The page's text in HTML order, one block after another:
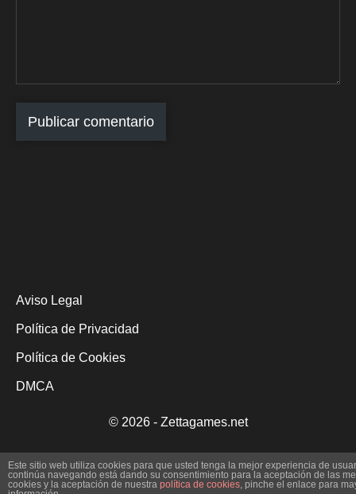
Aviso Legal
Política de Privacidad
Política de Cookies
DMCA
© 2026 - Zettagames.net
Este sitio web utiliza cookies para que usted tenga la mejor experiencia de
continúa navegando está dando su consentimiento para la aceptación de las
cookies y la aceptación de nuestra política de cookies , pinche el enlace para